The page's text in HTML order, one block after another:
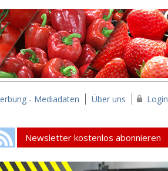
- Mediadaten Über uns Login
Newsletter kostenlos abonnieren